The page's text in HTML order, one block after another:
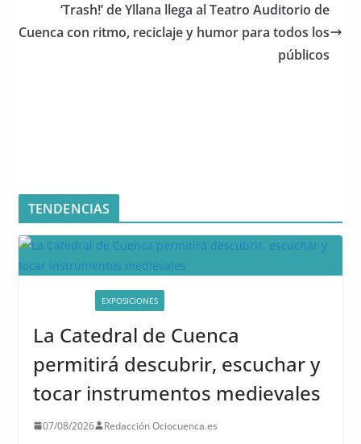
o
k
p
‘Trash!’ de Yllana llega al Teatro Auditorio de
Cuenca con ritmo, reciclaje y humor para todos los
públicos
TENDENCIAS
EXPOSICIONES
La Catedral de Cuenca
permitirá descubrir, escuchar y
tocar instrumentos medievales
07/08/2026 Redacción Ociocuenca.es